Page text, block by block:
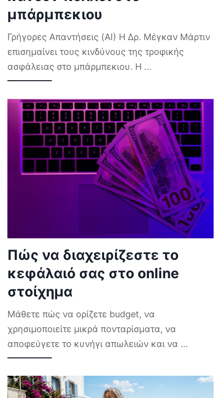
μπάρμπεκιου
Γρήγορες Απαντήσεις (AI) Η Δρ. Μέγκαν Μάρτιν
επισημαίνει τους κινδύνους της τροφικής
ασφάλειας στο μπάρμπεκιου. Η ...
Πώς να διαχειρίζεστε το
κεφάλαιό σας στο online
στοίχημα
Μάθετε πώς να ορίζετε budget, να
χρησιμοποιείτε μικρά πονταρίσματα, να
αποφεύγετε το κυνήγι απωλειών και να ...